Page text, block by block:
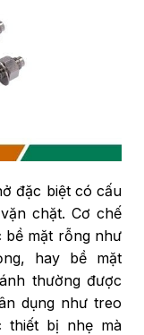
đặc biệt có cấu
chặt. Cơ chế
bề mặt rỗng như
hay bề mặt
thường được
dụng như treo
thiết bị nhẹ mà